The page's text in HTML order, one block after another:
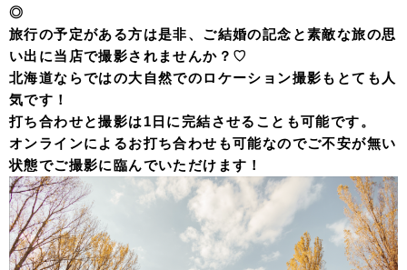
◎
旅行の予定がある方は是非、ご結婚の記念と素敵な旅の思
い出に当店で撮影されませんか？♡
北海道ならではの大自然でのロケーション撮影もとても人
気です！
打ち合わせと撮影は1日に完結させることも可能です。
オンラインによるお打ち合わせも可能なのでご不安が無い
状態でご撮影に臨んでいただけます！